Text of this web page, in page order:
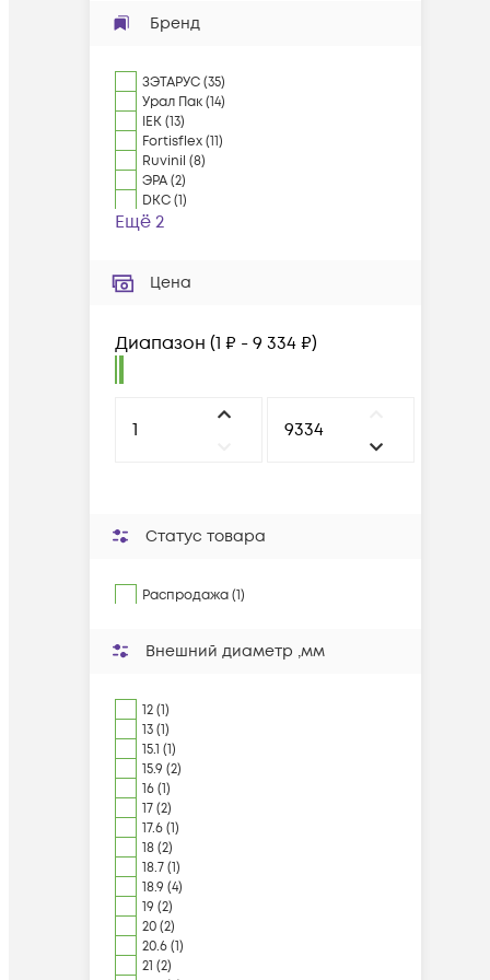
Бренд
ЗЭТАРУС(35)
Урал Пак(14)
IEK(13)
Fortisflex(11)
Ruvinil (8)
ЭРА(2)
DKC(1)
Ещё 2
Цена
Диапазон (1 ₽ - 9 334 ₽)
Статус товара
Распродажа (1)
Внешний диаметр ,мм
12 (1)
13 (1)
15.1 (1)
15.9 (2)
16 (1)
17 (2)
17.6 (1)
18 (2)
18.7 (1)
18.9 (4)
19 (2)
20 (2)
20.6 (1)
21 (2)